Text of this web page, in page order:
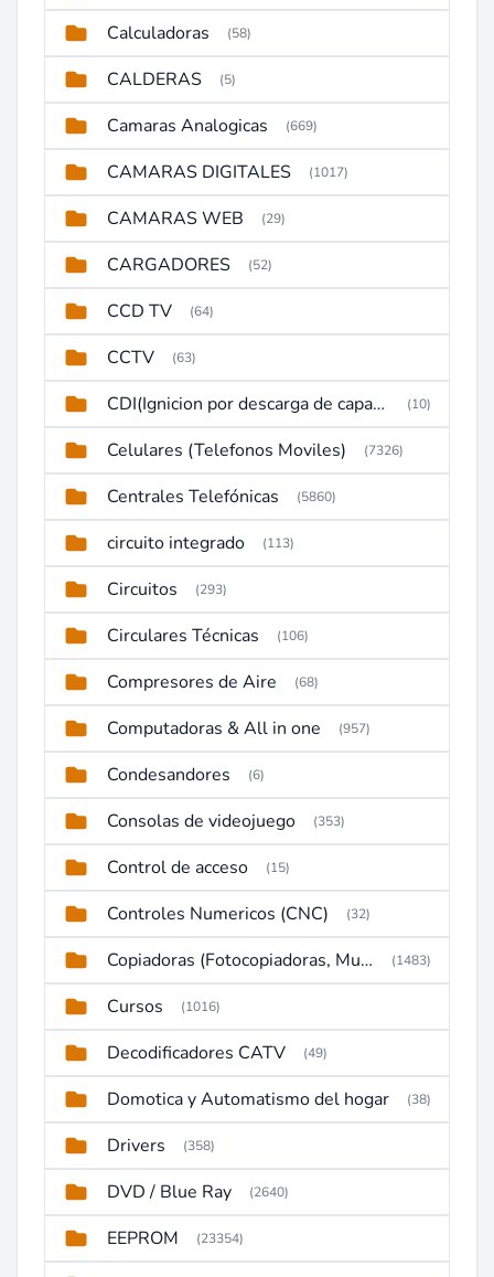
Calculadoras (58)
CALDERAS (5)
Camaras Analogicas (669)
CAMARAS DIGITALES (1017)
CAMARAS WEB (29)
CARGADORES (52)
CCD TV (64)
CCTV (63)
CDI(Ignicion por descarga de capacitor) (10)
Celulares (Telefonos Moviles) (7326)
Centrales Telefónicas (5860)
circuito integrado (113)
Circuitos (293)
Circulares Técnicas (106)
Compresores de Aire (68)
Computadoras & All in one (957)
Condesandores (6)
Consolas de videojuego (353)
Control de acceso (15)
Controles Numericos (CNC) (32)
Copiadoras (Fotocopiadoras, Multifunctions, Ploter, etc) (1483)
Cursos (1016)
Decodificadores CATV (49)
Domotica y Automatismo del hogar (38)
Drivers (358)
DVD / Blue Ray (2640)
EEPROM (23354)